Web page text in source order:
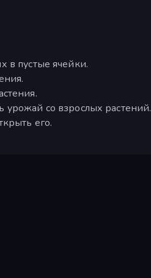
в пустые ячейки.
со взрослых растений.
его.